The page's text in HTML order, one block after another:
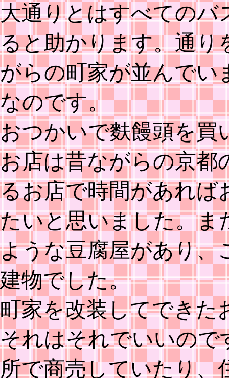
大通りとはすべてのバ
ると助かります。通り
がらの町家が並んでい
なのです。
おつかいで麩饅頭を買
お店は昔ながらの京都
るお店で時間があれば
たいと思いました。ま
ような豆腐屋があり、
建物でした。
町家を改装してできた
それはそれでいいので
所で商売していたり、